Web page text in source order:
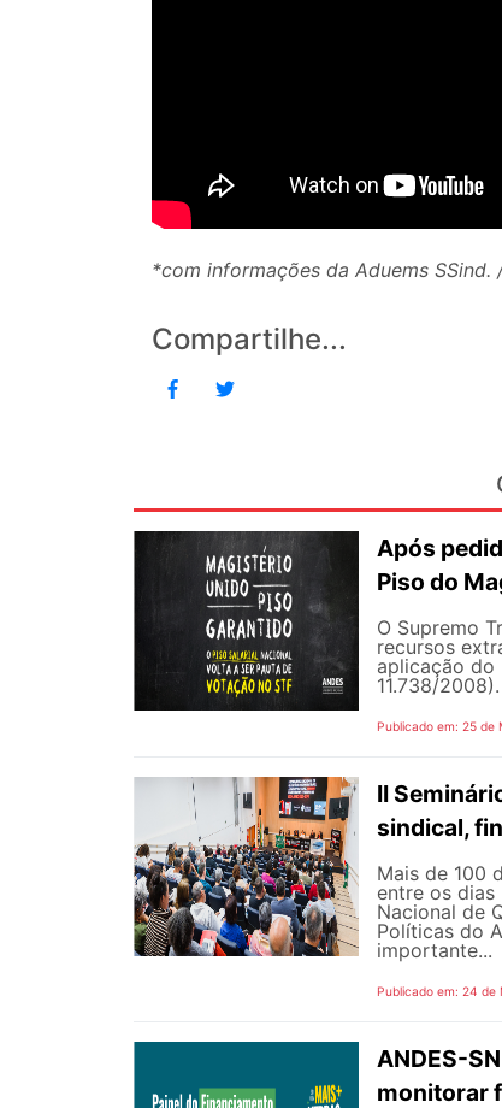
*com informações da Aduems
Compartilhe...
Após
Piso do
O Supremo
recursos
aplicação do
11.738/
Publicado em: 25 de
II
sindical,
Mais de 100
entre os dias
Nacional de
Políticas do
importante...
Publicado em: 24 de
ANDES-
monitorar